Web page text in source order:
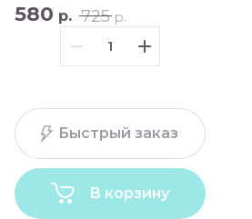
725 р.
580 р.
В корзину
Быстрый заказ